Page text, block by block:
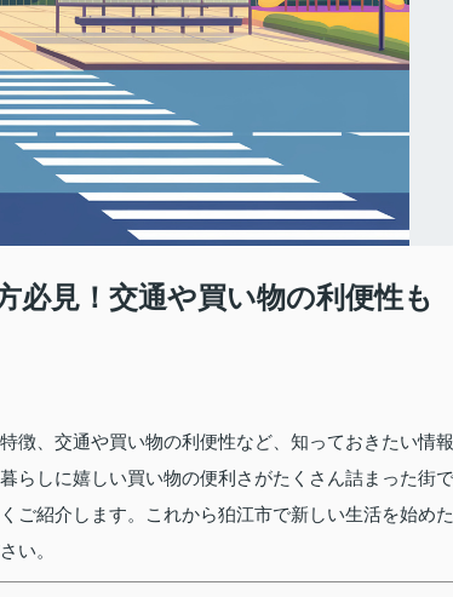
必見！交通や買い物の利便性も
徴、交通や買い物の利便性など、知っておきたい情報
らしに嬉しい買い物の便利さがたくさん詰まった街で
ご紹介します。これから狛江市で新しい生活を始めた
い。